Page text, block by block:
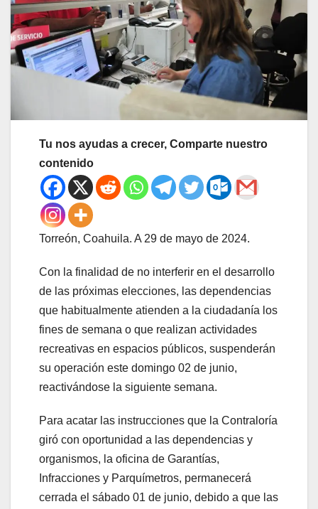
Tu nos ayudas a crecer, Comparte nuestro
contenido
Torreón, Coahuila. A 29 de mayo de 2024.
Con la finalidad de no interferir en el desarrollo
de las próximas elecciones, las dependencias
que habitualmente atienden a la ciudadanía los
fines de semana o que realizan actividades
recreativas en espacios públicos, suspenderán
su operación este domingo 02 de junio,
reactivándose la siguiente semana.
Para acatar las instrucciones que la Contraloría
giró con oportunidad a las dependencias y
organismos, la oficina de Garantías,
Infracciones y Parquímetros, permanecerá
cerrada el sábado 01 de junio, debido a que las